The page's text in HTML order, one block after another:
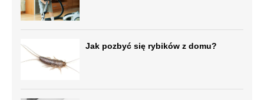
Jak pozbyć się rybików z domu?